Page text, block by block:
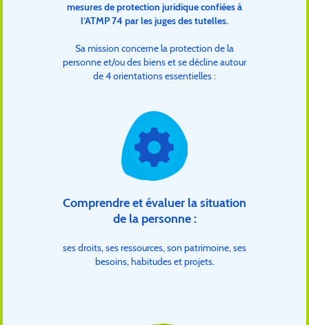
mesures de protection juridique confiées à
l’ATMP 74 par les juges des tutelles.
Sa mission concerne la protection de la
personne et/ou des biens et se décline autour
de 4 orientations essentielles :
Comprendre et évaluer la situation
de la personne :
ses droits, ses ressources, son patrimoine, ses
besoins, habitudes et projets.